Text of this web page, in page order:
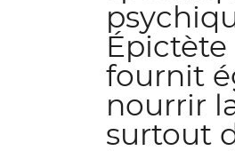
fournit
nourrir
surtout